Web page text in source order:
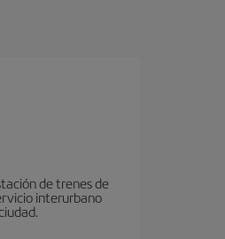
de trenes de
interurbano